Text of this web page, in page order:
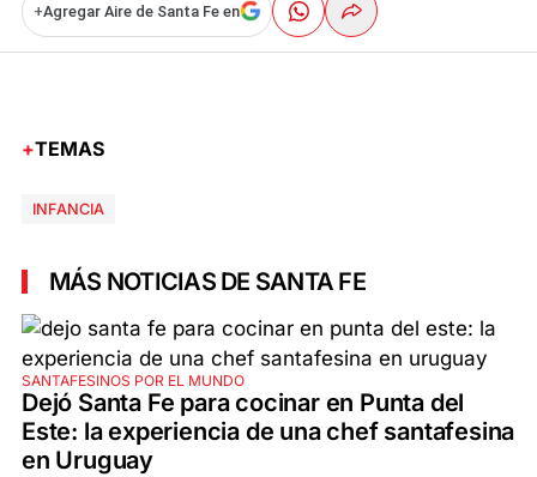
+Agregar Aire de Santa Fe en
TEMAS
INFANCIA
MÁS NOTICIAS DE SANTA FE
SANTAFESINOS POR EL MUNDO
Dejó Santa Fe para cocinar en Punta del
Este: la experiencia de una chef santafesina
en Uruguay